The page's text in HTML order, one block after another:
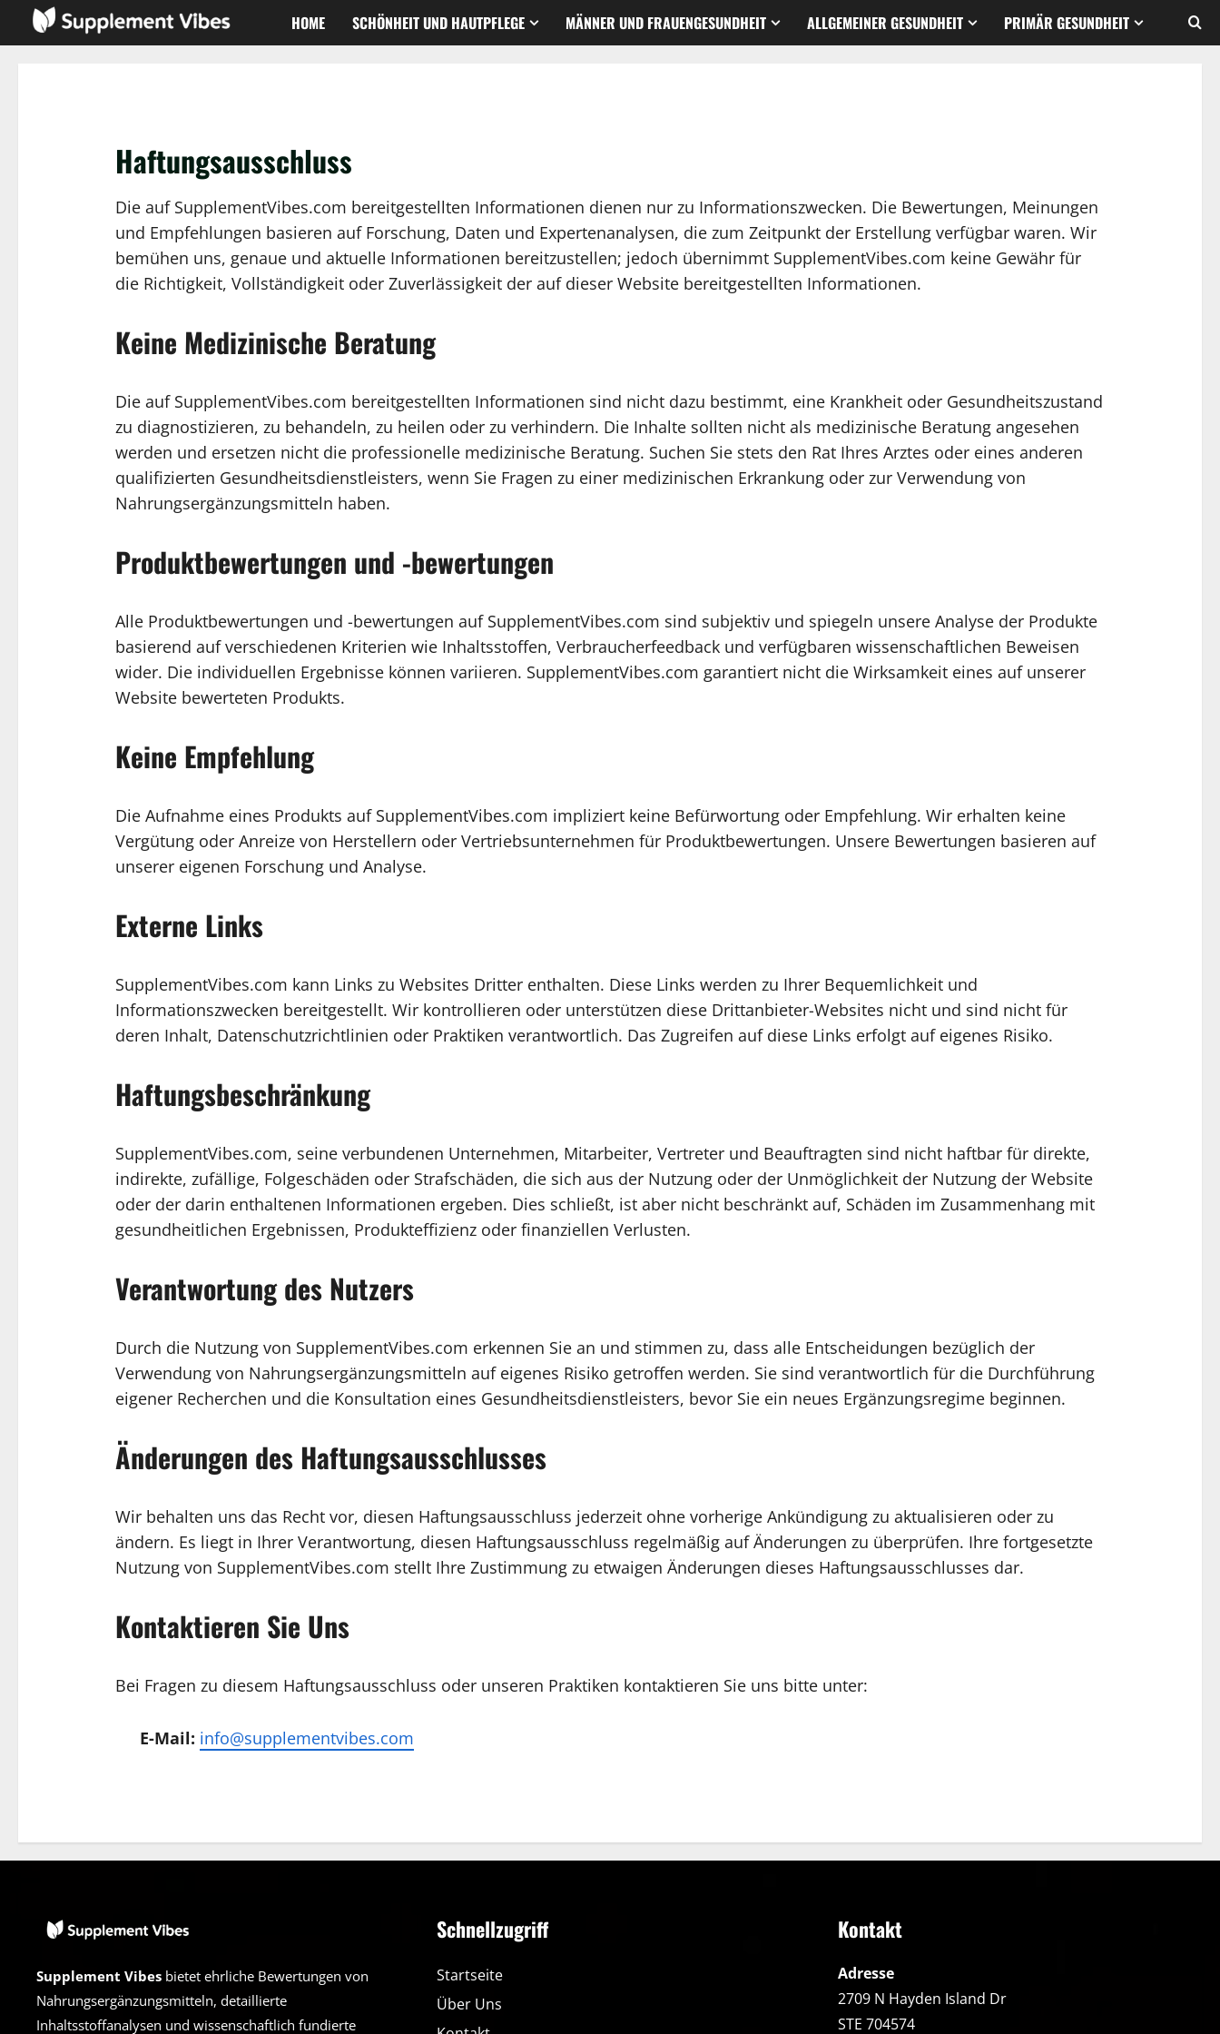
Inhalt
HOME SCHÖNHEIT UND HAUTPFLEGE MÄNNER UND FRAUENGESUNDHEIT ALLGEMEINER GESUNDHEIT PRIMÄR GESUNDHEIT
Haftungsausschluss
Die auf SupplementVibes.com bereitgestellten Informationen dienen nur zu Informationszwecken. Die Bewertungen, Meinungen
und Empfehlungen basieren auf Forschung, Daten und Expertenanalysen, die zum Zeitpunkt der Erstellung verfügbar waren. Wir
bemühen uns, genaue und aktuelle Informationen bereitzustellen; jedoch übernimmt SupplementVibes.com keine Gewähr für
die Richtigkeit, Vollständigkeit oder Zuverlässigkeit der auf dieser Website bereitgestellten Informationen.
Keine Medizinische Beratung
Die auf SupplementVibes.com bereitgestellten Informationen sind nicht dazu bestimmt, eine Krankheit oder Gesundheitszustand
zu diagnostizieren, zu behandeln, zu heilen oder zu verhindern. Die Inhalte sollten nicht als medizinische Beratung angesehen
werden und ersetzen nicht die professionelle medizinische Beratung. Suchen Sie stets den Rat Ihres Arztes oder eines anderen
qualifizierten Gesundheitsdienstleisters, wenn Sie Fragen zu einer medizinischen Erkrankung oder zur Verwendung von
Nahrungsergänzungsmitteln haben.
Produktbewertungen und -bewertungen
Alle Produktbewertungen und -bewertungen auf SupplementVibes.com sind subjektiv und spiegeln unsere Analyse der Produkte
basierend auf verschiedenen Kriterien wie Inhaltsstoffen, Verbraucherfeedback und verfügbaren wissenschaftlichen Beweisen
wider. Die individuellen Ergebnisse können variieren. SupplementVibes.com garantiert nicht die Wirksamkeit eines auf unserer
Website bewerteten Produkts.
Keine Empfehlung
Die Aufnahme eines Produkts auf SupplementVibes.com impliziert keine Befürwortung oder Empfehlung. Wir erhalten keine
Vergütung oder Anreize von Herstellern oder Vertriebsunternehmen für Produktbewertungen. Unsere Bewertungen basieren auf
unserer eigenen Forschung und Analyse.
Externe Links
SupplementVibes.com kann Links zu Websites Dritter enthalten. Diese Links werden zu Ihrer Bequemlichkeit und
Informationszwecken bereitgestellt. Wir kontrollieren oder unterstützen diese Drittanbieter-Websites nicht und sind nicht für
deren Inhalt, Datenschutzrichtlinien oder Praktiken verantwortlich. Das Zugreifen auf diese Links erfolgt auf eigenes Risiko.
Haftungsbeschränkung
SupplementVibes.com, seine verbundenen Unternehmen, Mitarbeiter, Vertreter und Beauftragten sind nicht haftbar für direkte,
indirekte, zufällige, Folgeschäden oder Strafschäden, die sich aus der Nutzung oder der Unmöglichkeit der Nutzung der Website
oder der darin enthaltenen Informationen ergeben. Dies schließt, ist aber nicht beschränkt auf, Schäden im Zusammenhang mit
gesundheitlichen Ergebnissen, Produkteffizienz oder finanziellen Verlusten.
Verantwortung des Nutzers
Durch die Nutzung von SupplementVibes.com erkennen Sie an und stimmen zu, dass alle Entscheidungen bezüglich der
Verwendung von Nahrungsergänzungsmitteln auf eigenes Risiko getroffen werden. Sie sind verantwortlich für die Durchführung
eigener Recherchen und die Konsultation eines Gesundheitsdienstleisters, bevor Sie ein neues Ergänzungsregime beginnen.
Änderungen des Haftungsausschlusses
Wir behalten uns das Recht vor, diesen Haftungsausschluss jederzeit ohne vorherige Ankündigung zu aktualisieren oder zu
ändern. Es liegt in Ihrer Verantwortung, diesen Haftungsausschluss regelmäßig auf Änderungen zu überprüfen. Ihre fortgesetzte
Nutzung von SupplementVibes.com stellt Ihre Zustimmung zu etwaigen Änderungen dieses Haftungsausschlusses dar.
Kontaktieren Sie Uns
Bei Fragen zu diesem Haftungsausschluss oder unseren Praktiken kontaktieren Sie uns bitte unter:
E-Mail: info@supplementvibes.com
Supplement Vibes bietet ehrliche Bewertungen von
Nahrungsergänzungsmitteln, detaillierte
Inhaltsstoffanalysen und wissenschaftlich fundierte
Schnellzugriff
Startseite
Über Uns
Kontakt
Adresse
2709 N Hayden Island Dr
STE 704574